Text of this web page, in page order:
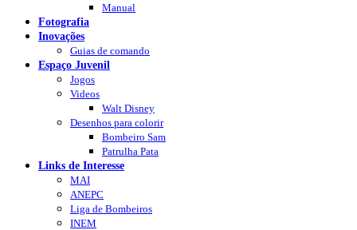
Manual
Fotografia
Inovações
Guias de comando
Espaço Juvenil
Jogos
Videos
Walt Disney
Desenhos para colorir
Bombeiro Sam
Patrulha Pata
Links de Interesse
MAI
ANEPC
Liga de Bombeiros
INEM